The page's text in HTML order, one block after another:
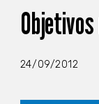
24/09/2012